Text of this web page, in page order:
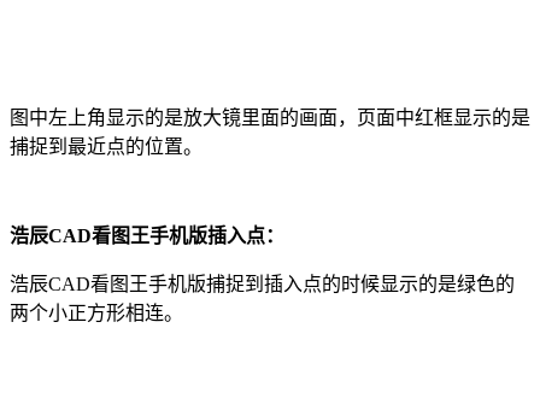
图中左上角显示的是放大镜里面的画面，页面中红框显示的是
捕捉到最近点的位置。
浩辰CAD看图王手机版插入点：
浩辰CAD看图王手机版捕捉到插入点的时候显示的是绿色的
两个小正方形相连。